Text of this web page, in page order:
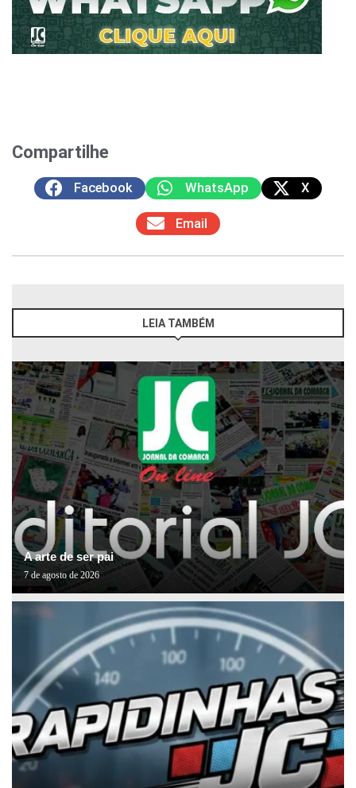
Compartilhe
Facebook WhatsApp X
Email
LEIA TAMBÉM
A arte de ser pai
7 de agosto de 2026